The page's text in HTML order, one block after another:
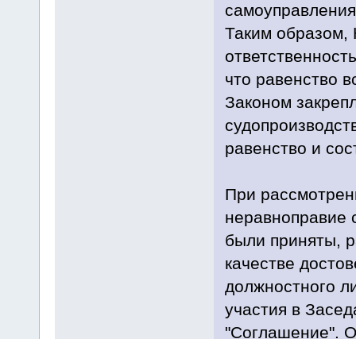
Таким образом,
что равенство
Законом
равенство и
При
неравноправие
были приняты,
качестве
должностного
участия в
"Соглашение".